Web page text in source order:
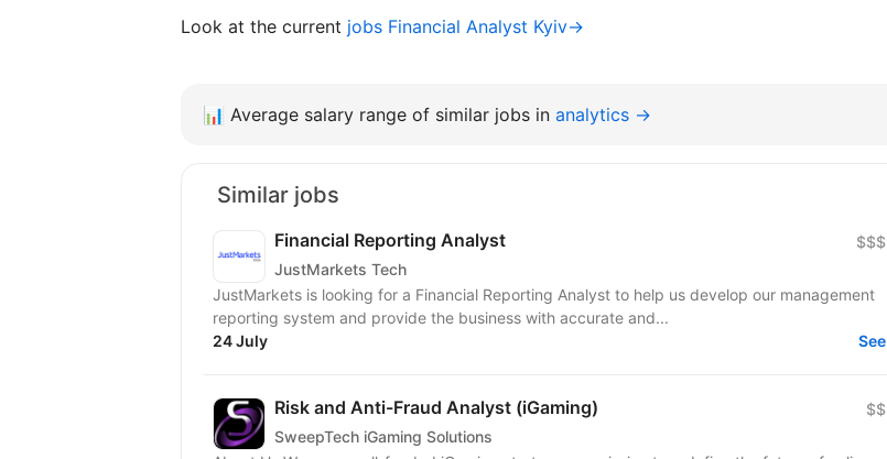
Look at the current jobs Financial Analyst Kyiv→
📊 Average salary range of similar jobs in analytics →
Similar jobs
Financial Reporting Analyst
JustMarkets Tech
$$$
JustMarkets is looking for a Financial Reporting Analyst to help us develop our management
reporting system and provide the business with accurate and...
24 July
See
Risk and Anti-Fraud Analyst (iGaming)
SweepTech iGaming Solutions
$$